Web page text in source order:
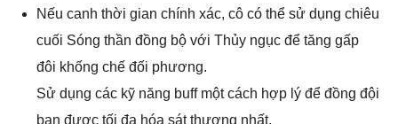
Nếu canh thời gian chính xác, cô có thể sử dụng chiêu
cuối Sóng thần đồng bộ với Thủy ngục để tăng gấp
đôi khống chế đối phương.
Sử dụng các kỹ năng buff một cách hợp lý để đồng đội
bạn được tối đa hóa sát thương nhất.